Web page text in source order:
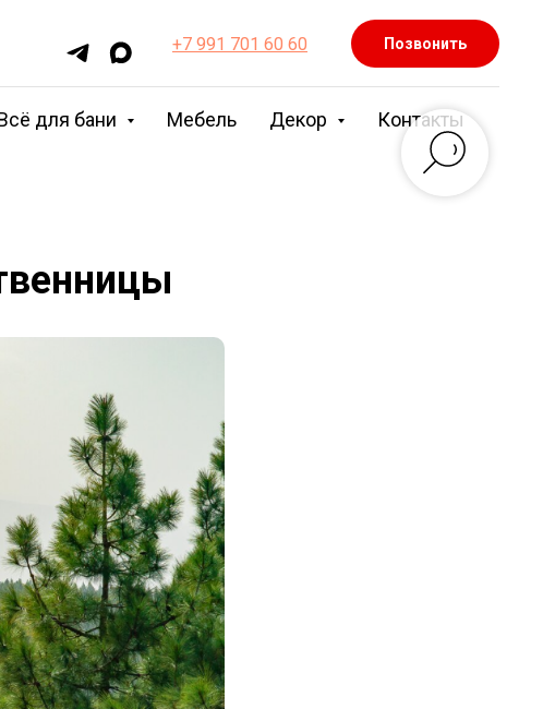
+7 991 701 60 60 Позвонить
для бани Мебель Декор Контакты